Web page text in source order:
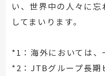
い、世界中の人々に
してまいります。
*1：海外においては、
*2：JTBグループ長